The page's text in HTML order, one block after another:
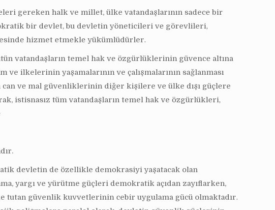
gereken halk ve millet, ülke vatandaşlarının sadece bir
bir devlet, bu devletin yöneticileri ve görevlileri,
hizmet etmekle yükümlüdürler.
vatandaşların temel hak ve özgürlüklerinin güvence altına
ilkelerinin yaşamalarının ve çalışmalarının sağlanması
ve mal güvenliklerinin diğer kişilere ve ülke dışı güçlere
istisnasız tüm vatandaşların temel hak ve özgürlükleri,
devletin de özellikle demokrasiyi yaşatacak olan
yargı ve yürütme güçleri demokratik açıdan zayıflarken,
tutan güvenlik kuvvetlerinin cebir uygulama gücü olmaktadır.